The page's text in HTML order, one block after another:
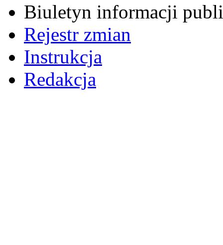
Biuletyn informacji
Rejestr zmian
Instrukcja
Redakcja